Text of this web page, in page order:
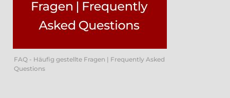
FAQ - Häufig gestellte Fragen | Frequently Asked
Questions